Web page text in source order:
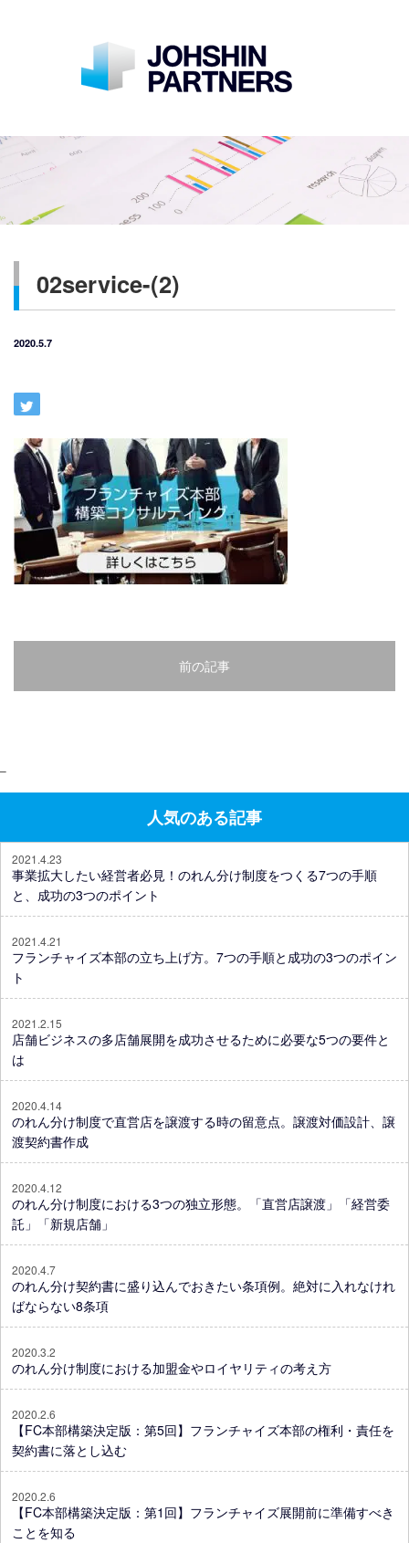
02service-(2)
2020.5.7
前の記事
–
人気のある記事
2021.4.23
事業拡大したい経営者必見！のれん分け制度をつくる7つの手順
と、成功の3つのポイント
2021.4.21
フランチャイズ本部の立ち上げ方。7つの手順と成功の3つのポイン
ト
2021.2.15
店舗ビジネスの多店舗展開を成功させるために必要な5つの要件と
は
2020.4.14
のれん分け制度で直営店を譲渡する時の留意点。譲渡対価設計、譲
渡契約書作成
2020.4.12
のれん分け制度における3つの独立形態。「直営店譲渡」「経営委
託」「新規店舗」
2020.4.7
のれん分け契約書に盛り込んでおきたい条項例。絶対に入れなけれ
ばならない8条項
2020.3.2
のれん分け制度における加盟金やロイヤリティの考え方
2020.2.6
【FC本部構築決定版：第5回】フランチャイズ本部の権利・責任を
契約書に落とし込む
2020.2.6
【FC本部構築決定版：第1回】フランチャイズ展開前に準備すべき
ことを知る